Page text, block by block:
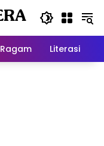
Ragam Literasi